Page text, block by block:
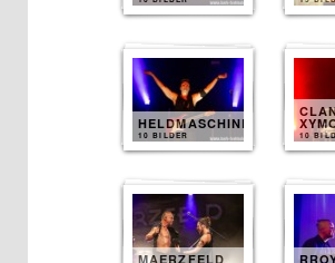
HELDMASCHINE
10 BILDER 10
MAERZFELD